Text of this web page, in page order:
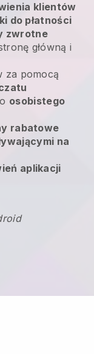
klientów
do płatności
zwrotne
główną i
za pomocą
osobistego
rabatowe
na
aplikacji